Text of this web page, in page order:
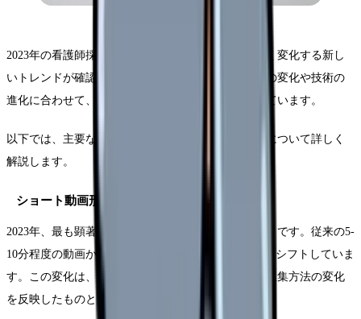
2023年の看護師採用動画では、従来の手法から大きく変化する新し
いトレンドが確認されています。視聴者の視聴習慣の変化や技術の
進化に合わせて、より効果的なアプローチが生まれています。
以下では、主要なトレンドとその具体的な活用方法について詳しく
解説します。
ショート動画形式の台頭
2023年、最も顕著な変化は採用動画の「ショート化」です。従来の5-
10分程度の動画から、30秒-1分程度の簡潔な動画へとシフトしていま
す。この変化は、若手看護師の動画視聴習慣と情報収集方法の変化
を反映したものとなっています。